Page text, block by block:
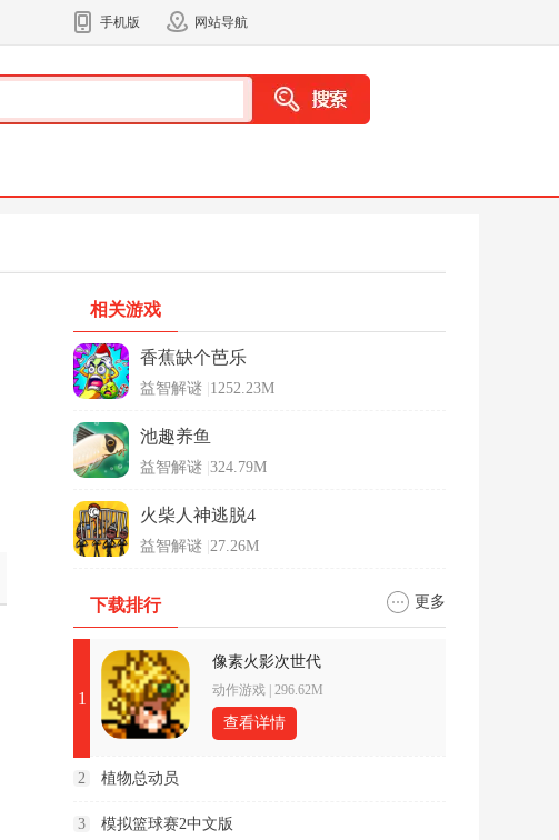
手机版 网站导航
相关游戏
香蕉缺个芭乐
益智解谜 1252.23M
池趣养鱼
益智解谜 324.79M
火柴人神逃脱4
益智解谜 27.26M
下载排行 更多
1
像素火影次世代
动作游戏 296.62M
查看详情
2 植物总动员
3 模拟篮球赛2中文版